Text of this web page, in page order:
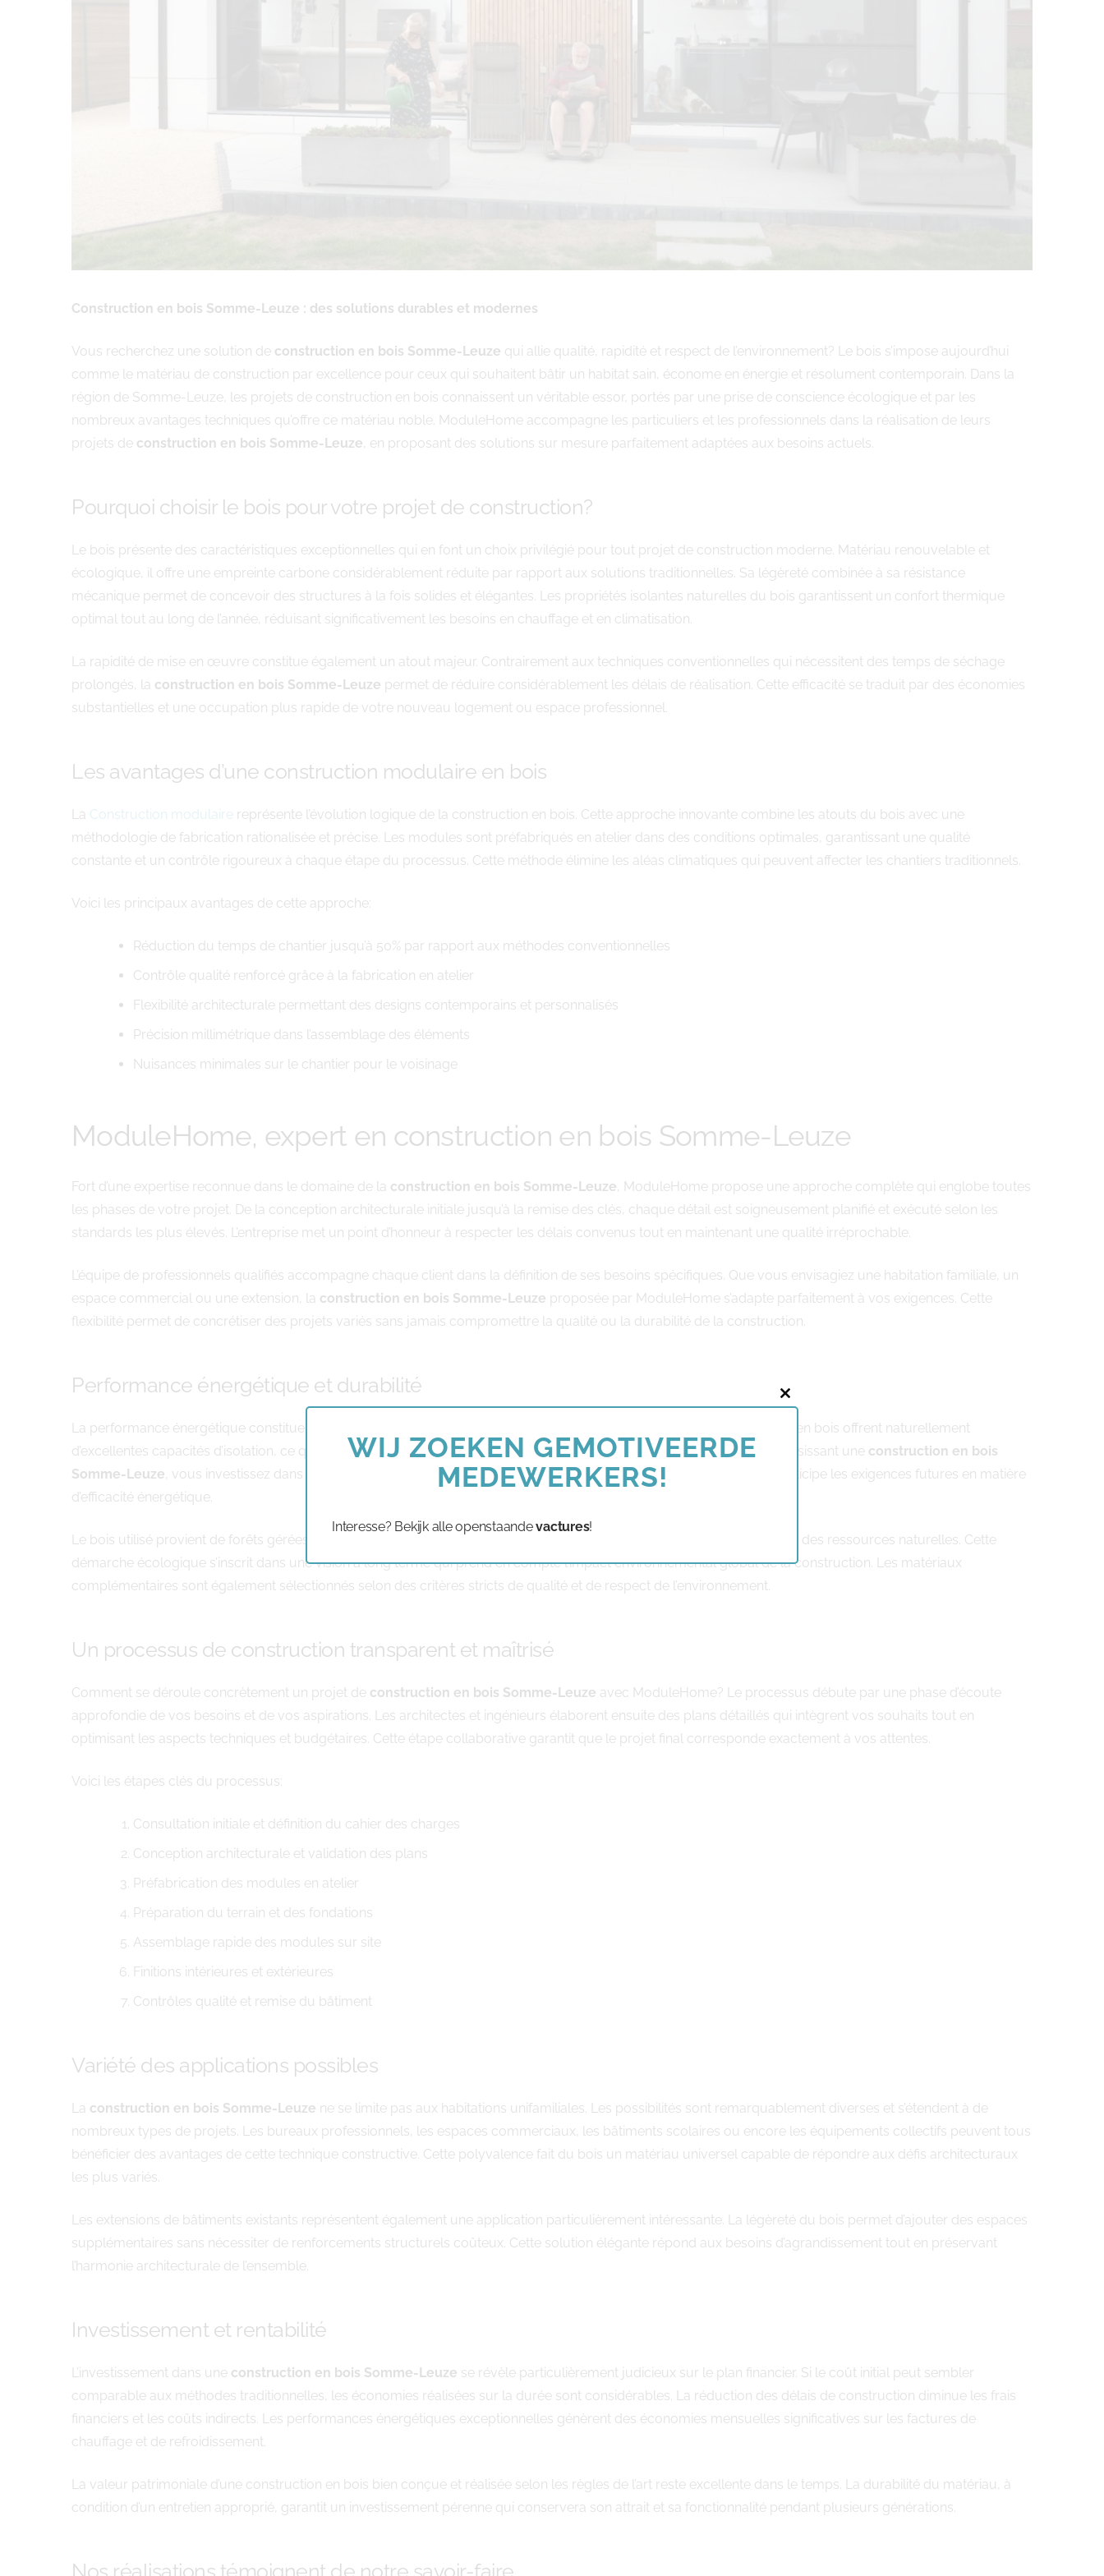
Construction en bois Somme-Leuze : des solutions durables et modernes
Vous recherchez une solution de construction en bois Somme-Leuze qui allie qualité, rapidité et respect de l’environnement? Le bois s’impose aujourd’hui
comme le matériau de construction par excellence pour ceux qui souhaitent bâtir un habitat sain, économe en énergie et résolument contemporain. Dans la
région de Somme-Leuze, les projets de construction en bois connaissent un véritable essor, portés par une prise de conscience écologique et par les
nombreux avantages techniques qu’offre ce matériau noble. ModuleHome accompagne les particuliers et les professionnels dans la réalisation de leurs
projets de construction en bois Somme-Leuze , en proposant des solutions sur mesure parfaitement adaptées aux besoins actuels.
Pourquoi choisir le bois pour votre projet de construction?
Le bois présente des caractéristiques exceptionnelles qui en font un choix privilégié pour tout projet de construction moderne. Matériau renouvelable et
écologique, il offre une empreinte carbone considérablement réduite par rapport aux solutions traditionnelles. Sa légèreté combinée à sa résistance
mécanique permet de concevoir des structures à la fois solides et élégantes. Les propriétés isolantes naturelles du bois garantissent un confort thermique
optimal tout au long de l’année, réduisant significativement les besoins en chauffage et en climatisation.
La rapidité de mise en œuvre constitue également un atout majeur. Contrairement aux techniques conventionnelles qui nécessitent des temps de séchage
prolongés, la construction en bois Somme-Leuze permet de réduire considérablement les délais de réalisation. Cette efficacité se traduit par des économies
substantielles et une occupation plus rapide de votre nouveau logement ou espace professionnel.
Les avantages d’une construction modulaire en bois
La Construction modulaire représente l’évolution logique de la construction en bois. Cette approche innovante combine les atouts du bois avec une
méthodologie de fabrication rationalisée et précise. Les modules sont préfabriqués en atelier dans des conditions optimales, garantissant une qualité
constante et un contrôle rigoureux à chaque étape du processus. Cette méthode élimine les aléas climatiques qui peuvent affecter les chantiers traditionnels.
Voici les principaux avantages de cette approche:
Réduction du temps de chantier jusqu’à 50% par rapport aux méthodes conventionnelles
Contrôle qualité renforcé grâce à la fabrication en atelier
Flexibilité architecturale permettant des designs contemporains et personnalisés
Précision millimétrique dans l’assemblage des éléments
Nuisances minimales sur le chantier pour le voisinage
ModuleHome, expert en construction en bois Somme-Leuze
Fort d’une expertise reconnue dans le domaine de la construction en bois Somme-Leuze , ModuleHome propose une approche complète qui englobe toutes
les phases de votre projet. De la conception architecturale initiale jusqu’à la remise des clés, chaque détail est soigneusement planifié et exécuté selon les
standards les plus élevés. L’entreprise met un point d’honneur à respecter les délais convenus tout en maintenant une qualité irréprochable.
L’équipe de professionnels qualifiés accompagne chaque client dans la définition de ses besoins spécifiques. Que vous envisagiez une habitation familiale, un
espace commercial ou une extension, la construction en bois Somme-Leuze proposée par ModuleHome s’adapte parfaitement à vos exigences. Cette
flexibilité permet de concrétiser des projets variés sans jamais compromettre la qualité ou la durabilité de la construction.
Performance énergétique et durabilité
La performance énergétique constitue un critère déterminant dans tout projet de construction moderne. Les structures en bois offrent naturellement
d’excellentes capacités d’isolation, ce qui se traduit par des économies d’énergie substantielles sur le long terme. En choisissant une construction en bois
Somme-Leuze , vous investissez dans un bâtiment qui répond aux normes environnementales les plus strictes et qui anticipe les exigences futures en matière
d’efficacité énergétique.
Le bois utilisé provient de forêts gérées durablement, garantissant un approvisionnement responsable et la préservation des ressources naturelles. Cette
démarche écologique s’inscrit dans une vision à long terme qui prend en compte l’impact environnemental global de la construction. Les matériaux
complémentaires sont également sélectionnés selon des critères stricts de qualité et de respect de l’environnement.
Un processus de construction transparent et maîtrisé
Comment se déroule concrètement un projet de construction en bois Somme-Leuze avec ModuleHome? Le processus débute par une phase d’écoute
approfondie de vos besoins et de vos aspirations. Les architectes et ingénieurs élaborent ensuite des plans détaillés qui intègrent vos souhaits tout en
optimisant les aspects techniques et budgétaires. Cette étape collaborative garantit que le projet final corresponde exactement à vos attentes.
Voici les étapes clés du processus:
Consultation initiale et définition du cahier des charges
Conception architecturale et validation des plans
Préfabrication des modules en atelier
Préparation du terrain et des fondations
Assemblage rapide des modules sur site
Finitions intérieures et extérieures
Contrôles qualité et remise du bâtiment
Variété des applications possibles
La construction en bois Somme-Leuze ne se limite pas aux habitations unifamiliales. Les possibilités sont remarquablement diverses et s’étendent à de
nombreux types de projets. Les bureaux professionnels, les espaces commerciaux, les bâtiments scolaires ou encore les équipements collectifs peuvent tous
bénéficier des avantages de cette technique constructive. Cette polyvalence fait du bois un matériau universel capable de répondre aux défis architecturaux
les plus variés.
Les extensions de bâtiments existants représentent également une application particulièrement intéressante. La légèreté du bois permet d’ajouter des espaces
supplémentaires sans nécessiter de renforcements structurels coûteux. Cette solution élégante répond aux besoins d’agrandissement tout en préservant
l’harmonie architecturale de l’ensemble.
Investissement et rentabilité
L’investissement dans une construction en bois Somme-Leuze se révèle particulièrement judicieux sur le plan financier. Si le coût initial peut sembler
comparable aux méthodes traditionnelles, les économies réalisées sur la durée sont considérables. La réduction des délais de construction diminue les frais
financiers et les coûts indirects. Les performances énergétiques exceptionnelles génèrent des économies mensuelles significatives sur les factures de
chauffage et de refroidissement.
La valeur patrimoniale d’une construction en bois bien conçue et réalisée selon les règles de l’art reste excellente dans le temps. La durabilité du matériau, à
condition d’un entretien approprié, garantit un investissement pérenne qui conservera son attrait et sa fonctionnalité pendant plusieurs générations.
Close
this
module
WIJ ZOEKEN GEMOTIVEERDE
MEDEWERKERS!
Interesse? Bekijk alle openstaandevactures!